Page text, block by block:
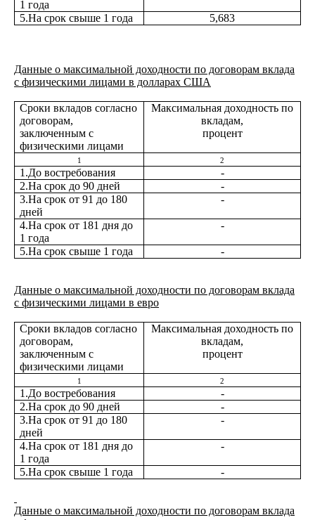
1 года
5.На срок свыше 1 года 5,683
Данные о максимальной доходности по договорам вклада
с физическими лицами в долларах США
Сроки вкладов согласно
договорам,
заключенным с
физическими лицами
Максимальная доходность по
вкладам,
процент
1 2
1.До востребования
-
2.На срок до 90 дней
-
3.На срок от 91 до 180
дней
-
4.На срок от 181 дня до
1 года
-
5.На срок свыше 1 года -
Данные о максимальной доходности по договорам вклада
с физическими лицами в евро
Сроки вкладов согласно
договорам,
заключенным с
физическими лицами
Максимальная доходность по
вкладам,
процент
1 2
1.До востребования
-
2.На срок до 90 дней
-
3.На срок от 91 до 180
дней
-
4.На срок от 181 дня до
1 года
-
5.На срок свыше 1 года -
Данные о максимальной доходности по договорам вклада